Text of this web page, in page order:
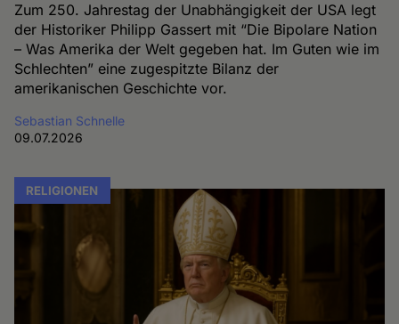
Zum 250. Jahrestag der Unabhängigkeit der USA legt
der Historiker Philipp Gassert mit “Die Bipolare Nation
– Was Amerika der Welt gegeben hat. Im Guten wie im
Schlechten” eine zugespitzte Bilanz der
amerikanischen Geschichte vor.
Sebastian Schnelle
09.07.2026
RELIGIONEN